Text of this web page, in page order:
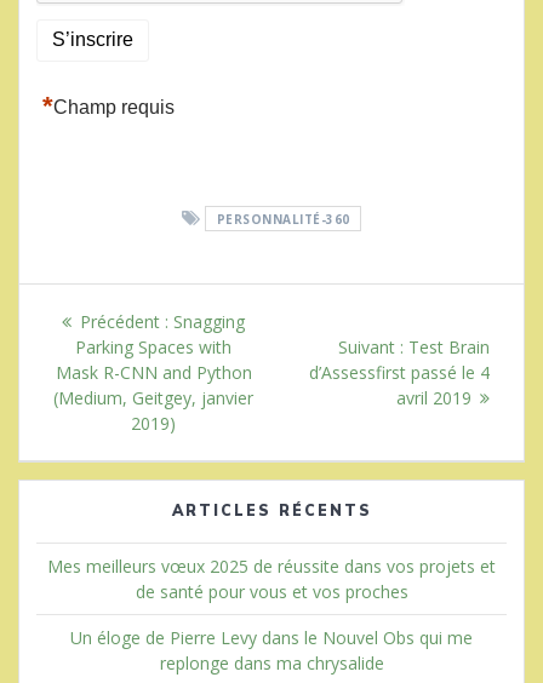
*Champ requis
PERSONNALITÉ-360
Navigation
de
l’article
Précédent : Article
précédent
:
Snagging
Parking Spaces with
Mask R-CNN and Python
(Medium, Geitgey, janvier
2019)
Suivant : Article
suivant
:
Test Brain
d’Assessfirst passé le 4
avril 2019
ARTICLES RÉCENTS
Mes meilleurs vœux 2025 de réussite dans vos projets et
de santé pour vous et vos proches
Un éloge de Pierre Levy dans le Nouvel Obs qui me
replonge dans ma chrysalide